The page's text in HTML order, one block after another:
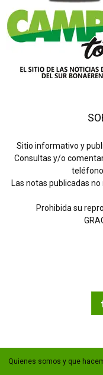
Sitio informativo y
Consultas y/o
Las notas publicadas
Prohibida su
Quienes somos y que